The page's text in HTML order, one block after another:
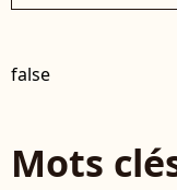
false
Mots